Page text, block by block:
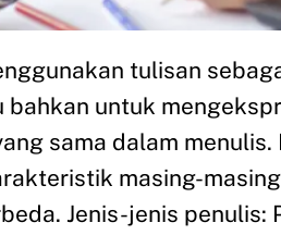
tulisan
untuk
sama dalam
masing-
Jenis-jenis penulis: